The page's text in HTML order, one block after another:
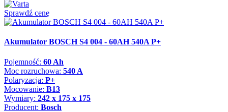
Sprawdź cenę
Akumulator BOSCH S4 004 - 60AH 540A P+
Pojemność: 60 Ah
Moc rozruchowa: 540 A
Polaryzacja: P+
Mocowanie: B13
Wymiary: 242 x 175 x 175
Producent: Bosch